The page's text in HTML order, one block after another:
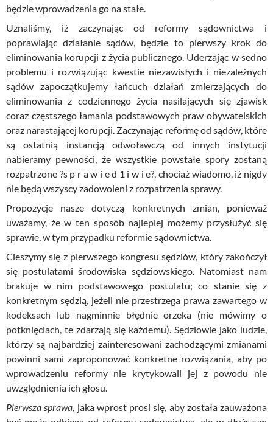
będzie wprowadzenia go na stałe.
Uznaliśmy, iż zaczynając od reformy sądownictwa i
poprawiając działanie sądów, będzie to pierwszy krok do
eliminowania korupcji z życia publicznego. Uderzając w sedno
problemu i rozwiązując kwestie niezawisłych i niezależnych
sądów zapoczątkujemy łańcuch działań zmierzających do
eliminowania z codziennego życia nasilających się zjawisk
coraz częstszego łamania podstawowych praw obywatelskich
oraz narastającej korupcji. Zaczynając reformę od sądów, które
są ostatnią instancją odwoławczą od innych instytucji
nabieramy pewności, że wszystkie powstałe spory zostaną
rozpatrzone ?s p ra w i e d 1 i w i e?, chociaż wiadomo, iż nigdy
nie będą wszyscy zadowoleni z rozpatrzenia sprawy.
Propozycje nasze dotyczą konkretnych zmian, ponieważ
uważamy, że w ten sposób najlepiej możemy przysłużyć się
sprawie, w tym przypadku reformie sądownictwa.
Cieszymy się z pierwszego kongresu sędziów, który zakończył
się postulatami środowiska sędziowskiego. Natomiast nam
brakuje w nim podstawowego postulatu; co stanie się z
konkretnym sędzią, jeżeli nie przestrzega prawa zawartego w
kodeksach lub nagminnie błędnie orzeka (nie mówimy o
potknięciach, te zdarzają się każdemu). Sędziowie jako ludzie,
którzy są najbardziej zainteresowani zachodzącymi zmianami
powinni sami zaproponować konkretne rozwiązania, aby po
wprowadzeniu reformy nie krytykowali jej z powodu nie
uwzględnienia ich głosu.
Pierwsza sprawa , jaka wprost prosi się, aby została zauważona